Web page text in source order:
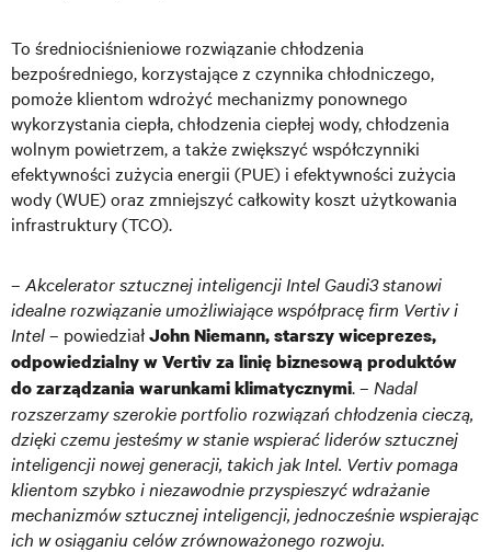
To średniociśnieniowe rozwiązanie chłodzenia
bezpośredniego, korzystające z czynnika chłodniczego,
pomoże klientom wdrożyć mechanizmy ponownego
wykorzystania ciepła, chłodzenia ciepłej wody, chłodzenia
wolnym powietrzem, a także zwiększyć współczynniki
efektywności zużycia energii (PUE) i efektywności zużycia
wody (WUE) oraz zmniejszyć całkowity koszt użytkowania
infrastruktury (TCO).
– Akcelerator sztucznej inteligencji Intel Gaudi3 stanowi
idealne rozwiązanie umożliwiające współpracę firm Vertiv i
Intel– powiedziałJohn Niemann, starszy wiceprezes,
odpowiedzialny w Vertiv za linię biznesową produktów
do zarządzania warunkami klimatycznymi. – Nadal
rozszerzamy szerokie portfolio rozwiązań chłodzenia cieczą,
dzięki czemu jesteśmy w stanie wspierać liderów sztucznej
inteligencji nowej generacji, takich jak Intel. Vertiv pomaga
klientom szybko i niezawodnie przyspieszyć wdrażanie
mechanizmów sztucznej inteligencji, jednocześnie wspierając
ich w osiąganiu celów zrównoważonego rozwoju.